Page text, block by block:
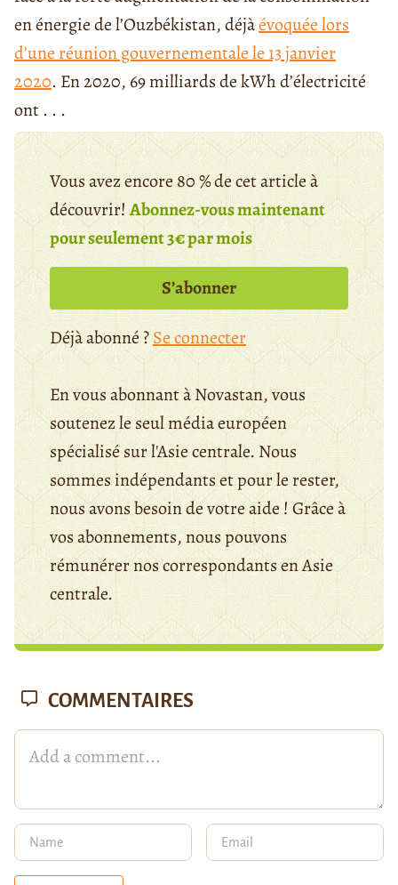
en énergie de l’Ouzbékistan, déjàévoquée lors
d’une réunion gouvernementale le 13 janvier
2020. En 2020, 69 milliards de kWh d’électricité
ont . . .
Vous avez encore 80 % de cet article à
découvrir!Abonnez-vous maintenant
pour seulement 3€ par mois
S’abonner
Déjà abonné ?Se connecter
En vous abonnant à Novastan, vous
soutenez le seul média européen
spécialisé sur l'Asie centrale. Nous
sommes indépendants et pour le rester,
nous avons besoin de votre aide ! Grâce à
vos abonnements, nous pouvons
rémunérer nos correspondants en Asie
centrale.
COMMENTAIRES